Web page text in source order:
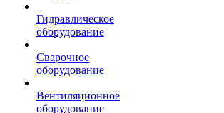
Гидравлическое
оборудование
Сварочное
оборудование
Вентиляционное
оборудование